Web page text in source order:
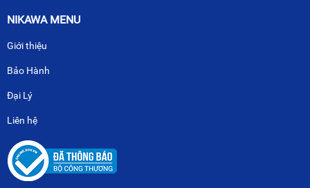
NIKAWA MENU
Giới thiệu
Bảo Hành
Đại Lý
Liên hệ